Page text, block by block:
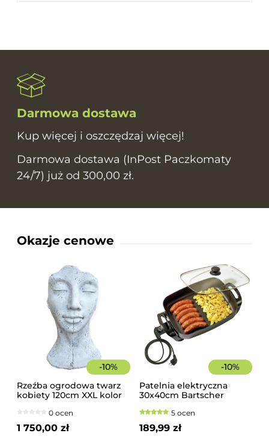
Darmowa dostawa
Kup więcej i oszczędzaj więcej!
Darmowa dostawa (InPost Paczkomaty
24/7) już od 300,00 zł.
Okazje cenowe
-10%
Rzeźba ogrodowa twarz
kobiety 120cm XXL kolor
imponująca dekoracja
ogrodowa
0 ocen
1 750,00 zł
-10%
Patelnia elektryczna
30x40cm Bartscher
5 ocen
189,99 zł